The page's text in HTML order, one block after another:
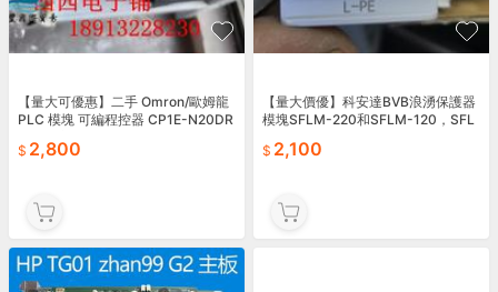
【量大可優惠】二手 Omron/歐姆龍
PLC 模塊 可編程控器 CP1E-N20DR
2,800
【量大價優】科安達BVB浪湧保護器
模塊SFLM-220和SFLM-120，SFL
模2,100